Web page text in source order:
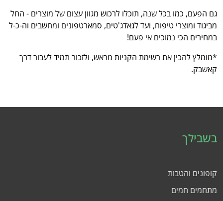
גם הפעם, כמו בכל שנה, תוכלו לרכוש מגוון עצום של מוצרים - החל
מביגוד ומוצרי טיפוח, ועד לגאדג'טים, סמארטפונים ומחשבים וה-כ-ל
במחירים הכי נמוכים אי פעם!
*מומלץ להכין את רשימת הקניות מראש, ולזכור תמיד לעבור דרך
קאשבק.
בשבילך
קופונים והטבות
מתחמים חמים